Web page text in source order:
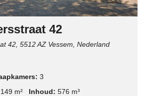
42
42, 5512 AZ Vessem, Nederland
3
149 m² Inhoud: 576 m³